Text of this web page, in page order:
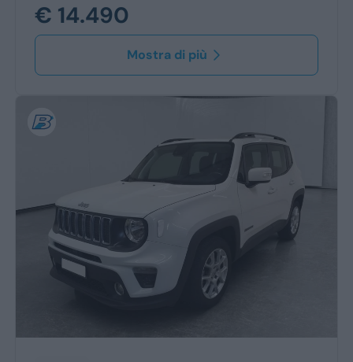
€ 14.490
Mostra di più